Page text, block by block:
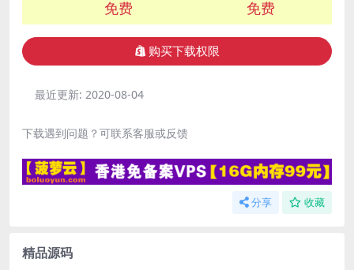
免费 免费
购买下载权限
最近更新: 2020-08-04
下载遇到问题？可联系客服或反馈
分享 收藏
精品源码